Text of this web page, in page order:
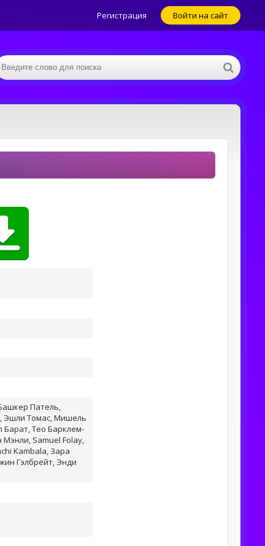
Регистрация Войти на сайт
Патель,
Эшли Томас, Мишель
Тео Барклем-
Мэнли, Samuel Folay,
Kambala, Зара
Гэлбрейт, Энди